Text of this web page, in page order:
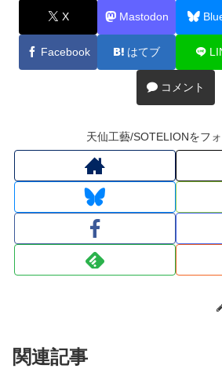
X Mastodon
Facebook はてブ
コメント
天仙工藝/SOTELIONをフ
関連記事